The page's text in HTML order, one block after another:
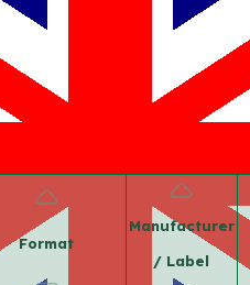
Format
Manufacturer
/ Label